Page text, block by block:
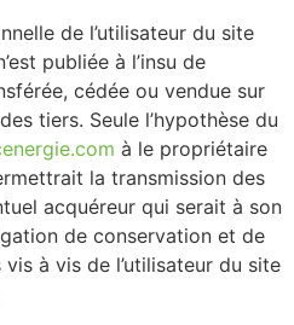
de l’utilisateur du site
publiée à l’insu de
cédée ou vendue sur
tiers. Seule l’hypothèse du
à le propriétaire
la transmission des
acquéreur qui serait à son
de conservation et de
à vis de l’utilisateur du site